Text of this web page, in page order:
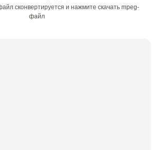
сконвертируется и нажмите скачать mpeg-
файл